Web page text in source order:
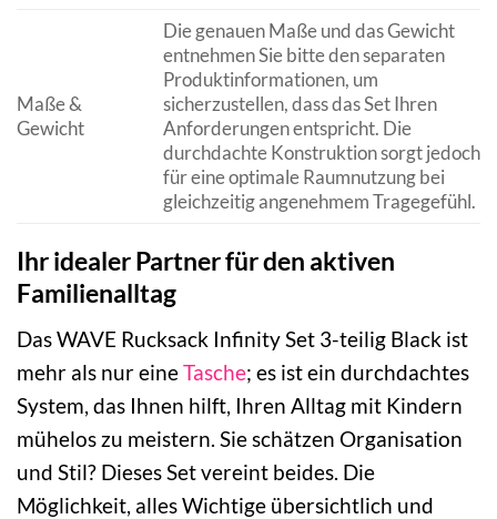
Maße &
Gewicht
Die genauen Maße und das Gewicht
entnehmen Sie bitte den separaten
Produktinformationen, um
sicherzustellen, dass das Set Ihren
Anforderungen entspricht. Die
durchdachte Konstruktion sorgt jedoch
für eine optimale Raumnutzung bei
gleichzeitig angenehmem Tragegefühl.
Ihr idealer Partner für den aktiven
Familienalltag
Das WAVE Rucksack Infinity Set 3-teilig Black ist
mehr als nur eineTasche; es ist ein durchdachtes
System, das Ihnen hilft, Ihren Alltag mit Kindern
mühelos zu meistern. Sie schätzen Organisation
und Stil? Dieses Set vereint beides. Die
Möglichkeit, alles Wichtige übersichtlich und